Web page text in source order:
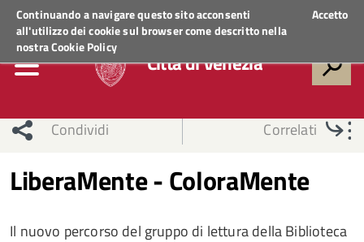
Continuando a navigare questo sito acconsenti
all'utilizzo dei cookie sul browser come descritto nella
nostraCookie Policy
Accetto
Regione VenetoACCEDI AI SERVIZI
Città di Venezia
Condividi Correlati
LiberaMente - ColoraMente
Il nuovo percorso del gruppo di lettura della Biblioteca